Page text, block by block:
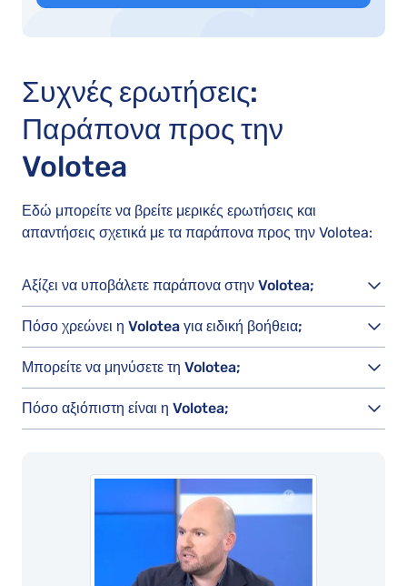
Συχνές ερωτήσεις:
Παράπονα προς την
Volotea
Εδώ μπορείτε να βρείτε μερικές ερωτήσεις και
απαντήσεις σχετικά με τα παράπονα προς την Volotea:
Αξίζει να υποβάλετε παράπονα στην Volotea;
Πόσο χρεώνει η Volotea για ειδική βοήθεια;
Μπορείτε να μηνύσετε τη Volotea;
Πόσο αξιόπιστη είναι η Volotea;